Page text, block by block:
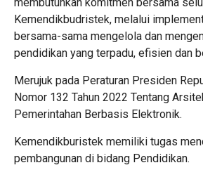
membutuhkan komitmen bersama
Kemendikbudristek, melalui
bersama-sama mengelola dan
pendidikan yang terpadu, efisien dan
Merujuk pada Peraturan Presiden
Nomor 132 Tahun 2022 Tentang
Pemerintahan Berbasis Elektronik.
Kemendikburistek memiliki tugas
pembangunan di bidang Pendidikan.